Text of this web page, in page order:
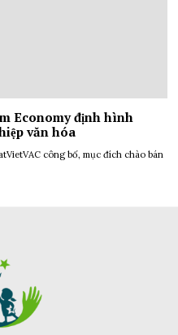
Economy định hình
văn hóa
công bố, mục đích chào bán